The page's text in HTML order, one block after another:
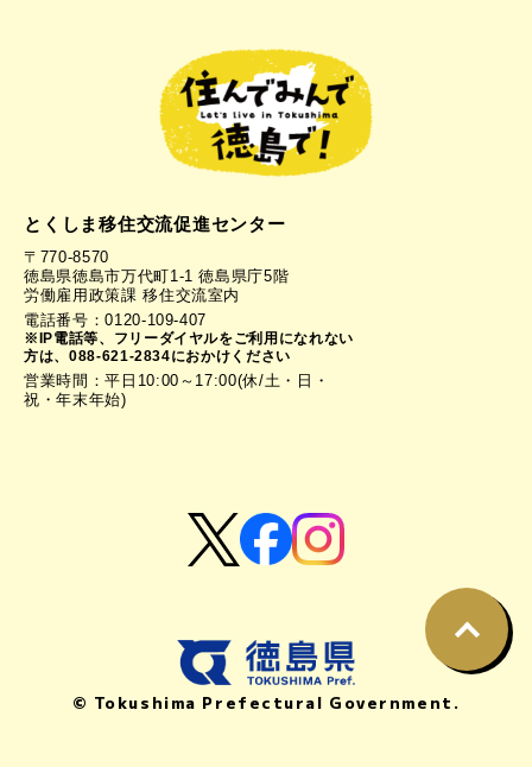
とくしま移住交流促進センター
〒770-8570
徳島県徳島市万代町1-1 徳島県庁5階
労働雇用政策課 移住交流室内
電話番号：0120-109-407
※IP電話等、フリーダイヤルをご利用になれない
方は、088-621-2834におかけください
営業時間：平日10:00～17:00(休/土・日・
祝・年末年始)
© Tokushima Prefectural Government.